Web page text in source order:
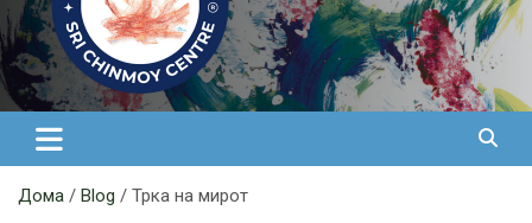
Медитација
Дома Blog Трка на мирот